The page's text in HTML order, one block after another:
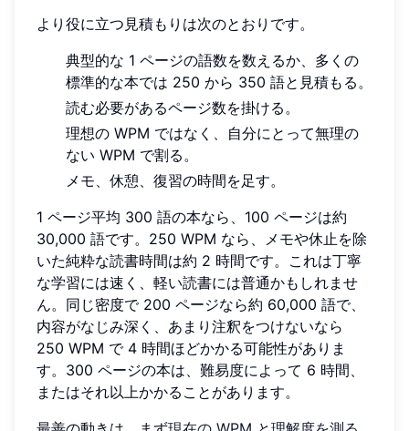
より役に立つ見積もりは次のとおりです。
典型的な 1 ページの語数を数えるか、多くの
標準的な本では 250 から 350 語と見積もる。
読む必要があるページ数を掛ける。
理想の WPM ではなく、自分にとって無理の
ない WPM で割る。
メモ、休憩、復習の時間を足す。
1 ページ平均 300 語の本なら、100 ページは約
30,000 語です。250 WPM なら、メモや休止を除
いた純粋な読書時間は約 2 時間です。これは丁寧
な学習には速く、軽い読書には普通かもしれませ
ん。同じ密度で 200 ページなら約 60,000 語で、
内容がなじみ深く、あまり注釈をつけないなら
250 WPM で 4 時間ほどかかる可能性がありま
す。300 ページの本は、難易度によって 6 時間、
またはそれ以上かかることがあります。